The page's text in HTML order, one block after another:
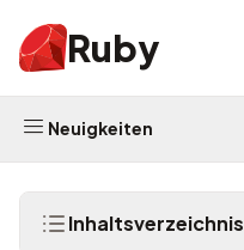
Ruby
Neuigkeiten
Inhaltsverzeichnis